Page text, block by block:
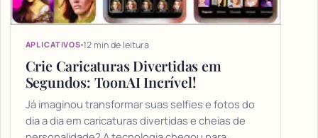
APLICATIVOS 12 min de leitura
Crie Caricaturas Divertidas em
Segundos: ToonAI Incrível!
Já imaginou transformar suas selfies e fotos do
dia a dia em caricaturas divertidas e cheias de